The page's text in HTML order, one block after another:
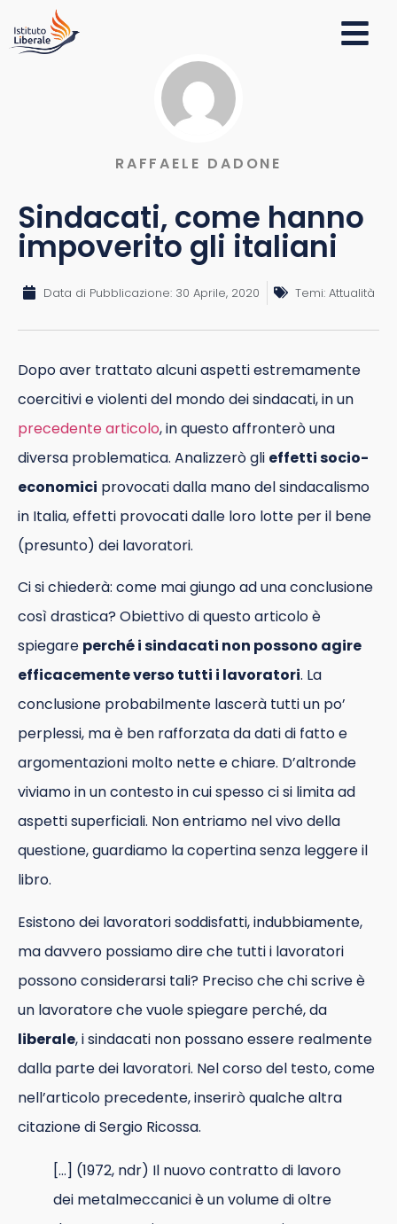
RAFFAELE DADONE
Sindacati, come hanno
impoverito gli italiani
Data di Pubblicazione: 30 Aprile, 2020 Temi: Attualità
Dopo aver trattato alcuni aspetti estremamente
coercitivi e violenti del mondo dei sindacati, in un
precedente articolo, in questo affronterò una
diversa problematica. Analizzerò gli effetti socio-
economici provocati dalla mano del sindacalismo
in Italia, effetti provocati dalle loro lotte per il bene
(presunto) dei lavoratori.
Ci si chiederà: come mai giungo ad una conclusione
così drastica? Obiettivo di questo articolo è
spiegare perché i sindacati non possono agire
efficacemente verso tutti i lavoratori. La
conclusione probabilmente lascerà tutti un po’
perplessi, ma è ben rafforzata da dati di fatto e
argomentazioni molto nette e chiare. D’altronde
viviamo in un contesto in cui spesso ci si limita ad
aspetti superficiali. Non entriamo nel vivo della
questione, guardiamo la copertina senza leggere il
libro.
Esistono dei lavoratori soddisfatti, indubbiamente,
ma davvero possiamo dire che tutti i lavoratori
possono considerarsi tali? Preciso che chi scrive è
un lavoratore che vuole spiegare perché, da
liberale, i sindacati non possano essere realmente
dalla parte dei lavoratori. Nel corso del testo, come
nell’articolo precedente, inserirò qualche altra
citazione di Sergio Ricossa.
[…] (1972, ndr) Il nuovo contratto di lavoro
dei metalmeccanici è un volume di oltre